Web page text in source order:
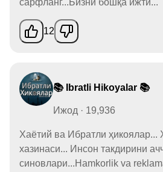
12
📚 Ibratli Hikoyalar 📚
Ижод · 19,936
Хаётий ва Ибратли ҳикоялар...
хазинаси... Инсон такдирини
синовлари...Hamkorlik va